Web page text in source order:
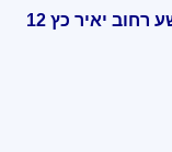
מרפאות מומחים בית חולים אלישע רחוב יאיר כץ 12